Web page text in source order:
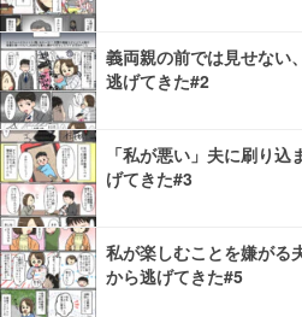
義両親の前では見せない
逃げてきた#2
「私が悪い」夫に刷り
げてきた#3
私が楽しむことを嫌が
から逃げてきた#5